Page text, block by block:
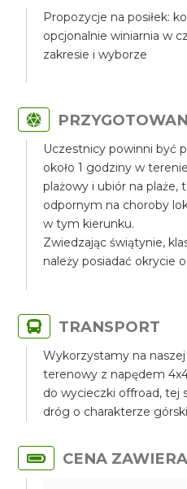
Propozycje na posiłek:
opcjonalnie winiarnia w
zakresie i wyborze
Uczestnicy powinni być
około 1 godziny w
plażowy i ubiór na plaże,
odpornym na choroby
w tym kierunku.
Zwiedzając świątynie,
należy posiadać okrycie
TRANSPORT
Wykorzystamy na
terenowy z napędem
do wycieczki offroad, tej
dróg o charakterze
CENA ZAWIERA